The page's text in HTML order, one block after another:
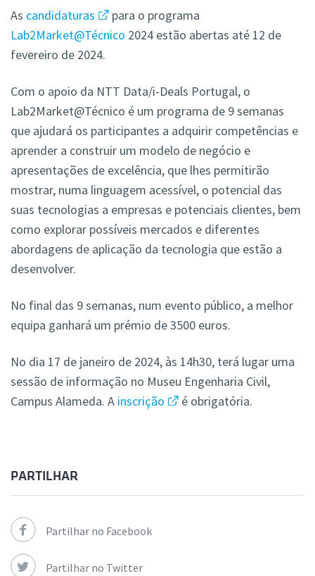
As candidaturas
para o programa
Lab2Market@Técnico 2024 estão abertas até 12 de
fevereiro de 2024.
Com o apoio da NTT Data/i-Deals Portugal, o
Lab2Market@Técnico é um programa de 9 semanas
que ajudará os participantes a adquirir competências e
aprender a construir um modelo de negócio e
apresentações de excelência, que lhes permitirão
mostrar, numa linguagem acessível, o potencial das
suas tecnologias a empresas e potenciais clientes, bem
como explorar possíveis mercados e diferentes
abordagens de aplicação da tecnologia que estão a
desenvolver.
No final das 9 semanas, num evento público, a melhor
equipa ganhará um prémio de 3500 euros.
No dia 17 de janeiro de 2024, às 14h30, terá lugar uma
sessão de informação no Museu Engenharia Civil,
Campus Alameda. A inscrição é obrigatória.
PARTILHAR
Partilhar no Facebook
Partilhar no Twitter